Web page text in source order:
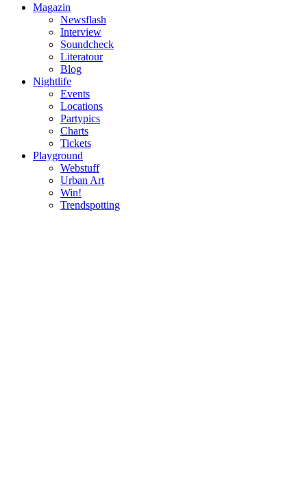
Magazin
Newsflash
Interview
Soundcheck
Literatour
Blog
Nightlife
Events
Locations
Partypics
Charts
Tickets
Playground
Webstuff
Urban Art
Win!
Trendspotting